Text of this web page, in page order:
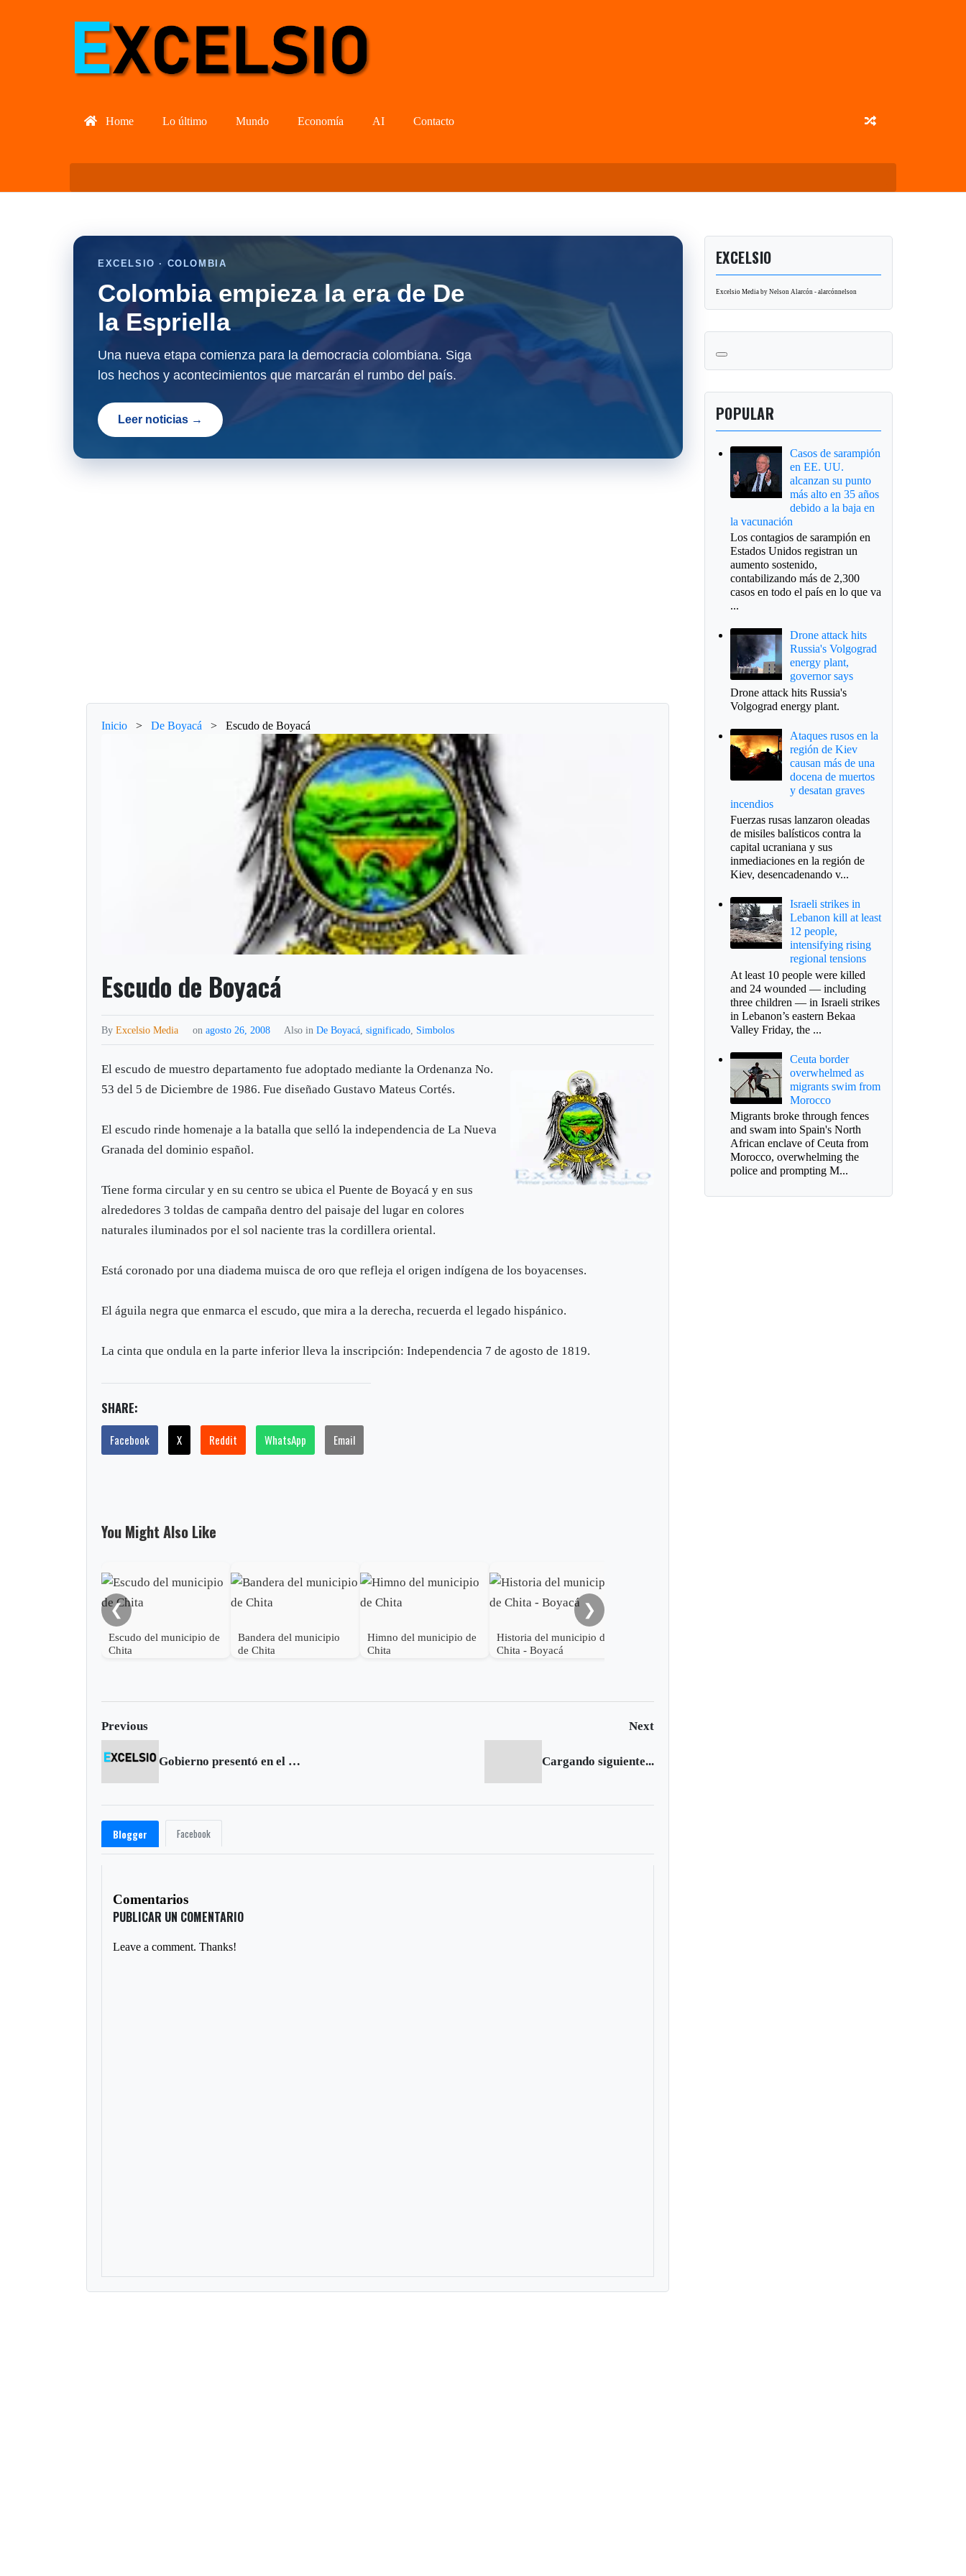
Home Lo último Mundo Economía AI Contacto
EXCELSIO · COLOMBIA
Colombia empieza la era de De
la Espriella
Una nueva etapa comienza para la democracia colombiana. Siga
los hechos y acontecimientos que marcarán el rumbo del país.
Leer noticias →
Inicio > De Boyacá > Escudo de Boyacá
Escudo de Boyacá
ByExcelsio Media onagosto 26, 2008 Also inDe Boyacá ,significado Simbolos
El escudo de muestro departamento fue adoptado mediante la Ordenanza No.
53 del 5 de Diciembre de 1986. Fue diseñado Gustavo Mateus Cortés.
El escudo rinde homenaje a la batalla que selló la independencia de La Nueva
Granada del dominio español.
Tiene forma circular y en su centro se ubica el Puente de Boyacá y en sus
alrededores 3 toldas de campaña dentro del paisaje del lugar en colores
naturales iluminados por el sol naciente tras la cordillera oriental.
Está coronado por una diadema muisca de oro que refleja el origen indígena de los boyacenses.
El águila negra que enmarca el escudo, que mira a la derecha, recuerda el legado hispánico.
La cinta que ondula en la parte inferior lleva la inscripción: Independencia 7 de agosto de 1819.
SHARE:
Facebook X Reddit WhatsApp Email
You Might Also Like
❮
Escudo del municipio de
Chita
Bandera del municipio
de Chita
Himno del municipio de
Chita
Historia del municipio de
Chita - Boyacá
❯
Previous Next
Gobierno presentó en el Congreso reformas Judicial y Política Cargando siguiente...
Blogger Facebook
Comentarios
PUBLICAR UN COMENTARIO
Leave a comment. Thanks!
EXCELSIO
Excelsio Media by Nelson Alarcón - alarcónnelson
POPULAR
Casos de sarampión
en EE. UU.
alcanzan su punto
más alto en 35 años
debido a la baja en
la vacunación
Los contagios de sarampión en
Estados Unidos registran un
aumento sostenido,
contabilizando más de 2,300
casos en todo el país en lo que va
...
Drone attack hits
Russia's Volgograd
energy plant,
governor says
Drone attack hits Russia's
Volgograd energy plant.
Ataques rusos en la
región de Kiev
causan más de una
docena de muertos
y desatan graves
incendios
Fuerzas rusas lanzaron oleadas
de misiles balísticos contra la
capital ucraniana y sus
inmediaciones en la región de
Kiev, desencadenando v...
Israeli strikes in
Lebanon kill at least
12 people,
intensifying rising
regional tensions
At least 10 people were killed
and 24 wounded — including
three children — in Israeli strikes
in Lebanon’s eastern Bekaa
Valley Friday, the ...
Ceuta border
overwhelmed as
migrants swim from
Morocco
Migrants broke through fences
and swam into Spain's North
African enclave of Ceuta from
Morocco, overwhelming the
police and prompting M...